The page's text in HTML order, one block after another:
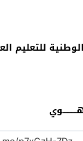
للتعليم